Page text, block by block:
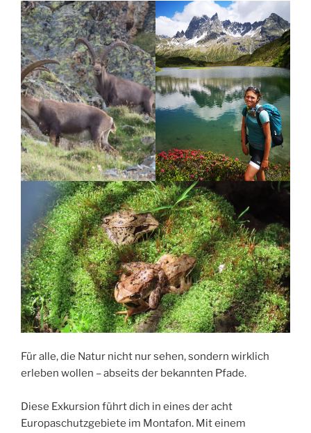
Für alle, die Natur nicht nur sehen, sondern wirklich
erleben wollen – abseits der bekannten Pfade.
Diese Exkursion führt dich in eines der acht
Europaschutzgebiete im Montafon. Mit einem